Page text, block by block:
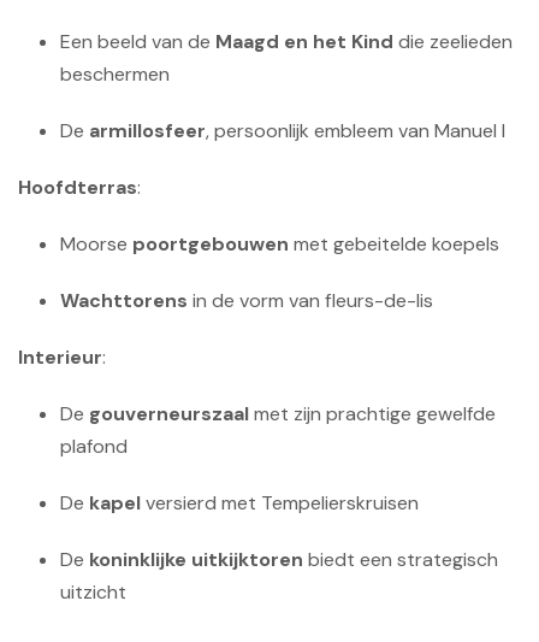
Een beeld van de Maagd en het Kind die zeelieden
beschermen
De armillosfeer, persoonlijk embleem van Manuel I
Hoofdterras:
Moorse poortgebouwen met gebeitelde koepels
Wachttorens in de vorm van fleurs-de-lis
Interieur:
De gouverneurszaalmet zijn prachtige gewelfde
plafond
De kapelversierd met Tempelierskruisen
De koninklijke uitkijktoren biedt een strategisch
uitzicht